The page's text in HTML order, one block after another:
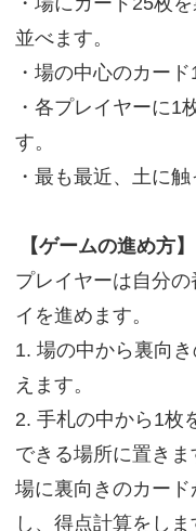
並べます。
・場の中心のカー
・各プレイヤーに1
す。
・最も最近、土に
【ゲームの進め方】
プレイヤーは自分
イを進めます。
1. 場の中から裏向
えます。
2. 手札の中から1枚
できる場所に置きま
場に裏向きのカー
し、得点計算をしま